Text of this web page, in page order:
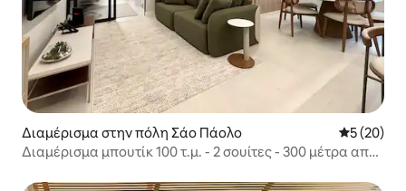
Διαμέρισμα στην πόλη Σάο Πάολο Μέση
5 (20)
Διαμέρισμα μπουτίκ 100 τ.μ. - 2 σουίτες - 300 μέτρα από